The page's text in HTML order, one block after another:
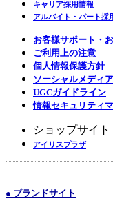
キャリア採用情報
アルバイト・パート採
お客様サポート・
ご利用上の注意
個人情報保護方針
ソーシャルメディ
UGCガイドライン
情報セキュリティ
ショップサイト
アイリスプラザ
● ブランドサイト